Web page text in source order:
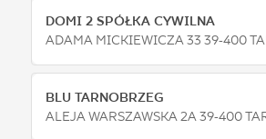
DLA
DOMI 2 SPÓŁKA CYWILNA
ADAMA MICKIEWICZA 33 39-400
BLU TARNOBRZEG
ALEJA WARSZAWSKA 2A 39-400